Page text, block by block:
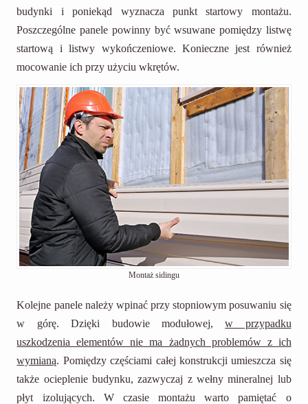
budynki i poniekąd wyznacza punkt startowy montażu.
Poszczególne panele powinny być wsuwane pomiędzy listwę
startową i listwy wykończeniowe. Konieczne jest również
mocowanie ich przy użyciu wkrętów.
Montaż sidingu
Kolejne panele należy wpinać przy stopniowym posuwaniu się
w górę. Dzięki budowie modułowej,w przypadku
uszkodzenia elementów nie ma żadnych problemów z ich
wymianą. Pomiędzy częściami całej konstrukcji umieszcza się
także ocieplenie budynku, zazwyczaj z wełny mineralnej lub
płyt izolujących. W czasie montażu warto pamiętać o